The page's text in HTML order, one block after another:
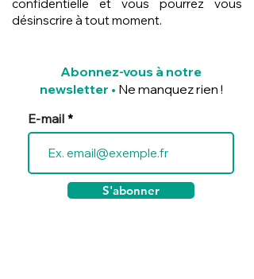
confidentielle et vous pourrez vous
désinscrire à tout moment.
Abonnez-vous à notre
newsletter • Ne manquez rien !
E-mail
S'abonner